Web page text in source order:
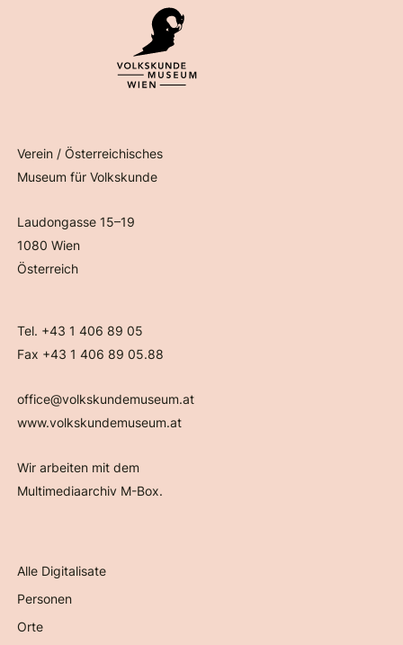
Verein / Österreichisches
Museum für Volkskunde
Laudongasse 15–19
1080 Wien
Österreich
Tel. +43 1 406 89 05
Fax +43 1 406 89 05.88
office@volkskundemuseum.at
www.volkskundemuseum.at
Wir arbeiten mit dem
Multimediaarchiv M-Box.
Alle Digitalisate
Personen
Orte